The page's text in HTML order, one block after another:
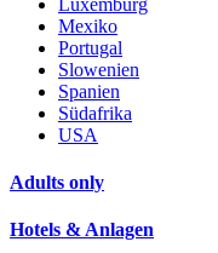
Mexiko
Portugal
Slowenien
Spanien
Südafrika
USA
Adults only
Hotels & Anlagen